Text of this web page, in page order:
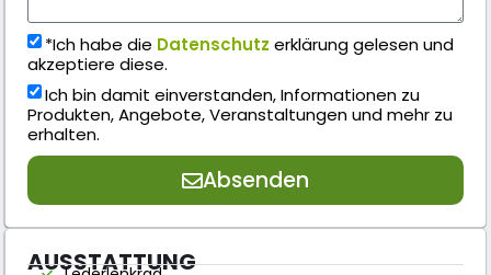
*Ich habe die Datenschutz erklärung gelesen und
akzeptiere diese.
Ich bin damit einverstanden, Informationen zu
Produkten, Angebote, Veranstaltungen und mehr zu
erhalten.
Absenden
AUSSTATTUNG